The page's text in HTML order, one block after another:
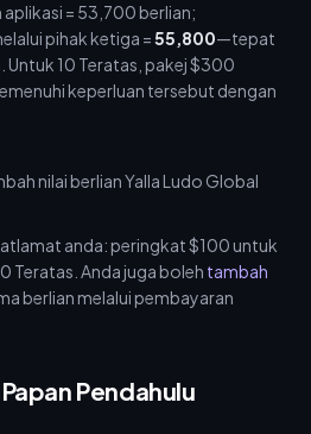
aplikasi = 53,700 berlian;
pihak ketiga =55,800—tepat
Untuk 10 Teratas, pakej $300
keperluan tersebut dengan
anda: peringkat $100 untuk
Teratas. Anda juga boleh tambah
berlian melalui pembayaran
Pendahulu